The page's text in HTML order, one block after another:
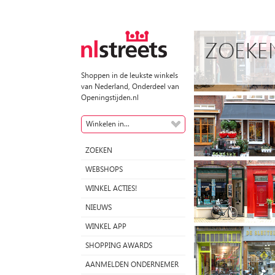
Shoppen in de leukste winkels
van Nederland, Onderdeel van
Openingstijden.nl
Winkelen in...
ZOEKEN
WEBSHOPS
WINKEL ACTIES!
NIEUWS
WINKEL APP
SHOPPING AWARDS
AANMELDEN ONDERNEMER